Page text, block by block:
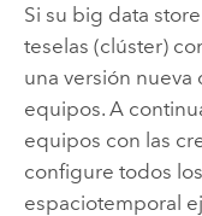
Si su big data
teselas (clúster)
una versión nueva
equipos. A
equipos con las
configure todos
espaciotemporal